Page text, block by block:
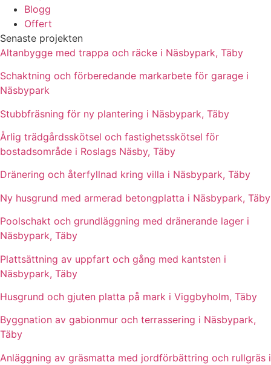
Blogg
Offert
Senaste projekten
Altanbygge med trappa och räcke i Näsbypark, Täby
Schaktning och förberedande markarbete för garage i
Näsbypark
Stubbfräsning för ny plantering i Näsbypark, Täby
Årlig trädgårdsskötsel och fastighetsskötsel för
bostadsområde i Roslags Näsby, Täby
Dränering och återfyllnad kring villa i Näsbypark, Täby
Ny husgrund med armerad betongplatta i Näsbypark, Täby
Poolschakt och grundläggning med dränerande lager i
Näsbypark, Täby
Plattsättning av uppfart och gång med kantsten i
Näsbypark, Täby
Husgrund och gjuten platta på mark i Viggbyholm, Täby
Byggnation av gabionmur och terrassering i Näsbypark,
Täby
Anläggning av gräsmatta med jordförbättring och rullgräs i